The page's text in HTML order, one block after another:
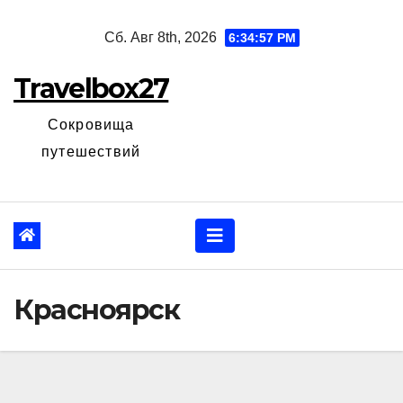
Сб. Авг 8th, 2026 6:34:58 PM
Travelbox27
Сокровища
путешествий
Красноярск